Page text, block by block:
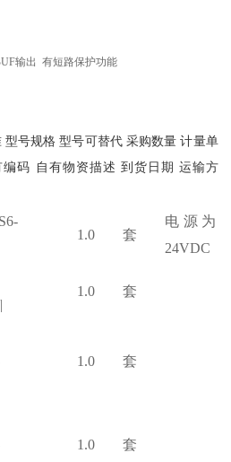
输出 有短路保护功能
号规格 型号可替代 采购数量 计量单
码 自有物资描述 到货日期 运输方
1.0 套
电源为
24VDC
1.0 套
1.0 套
1.0 套